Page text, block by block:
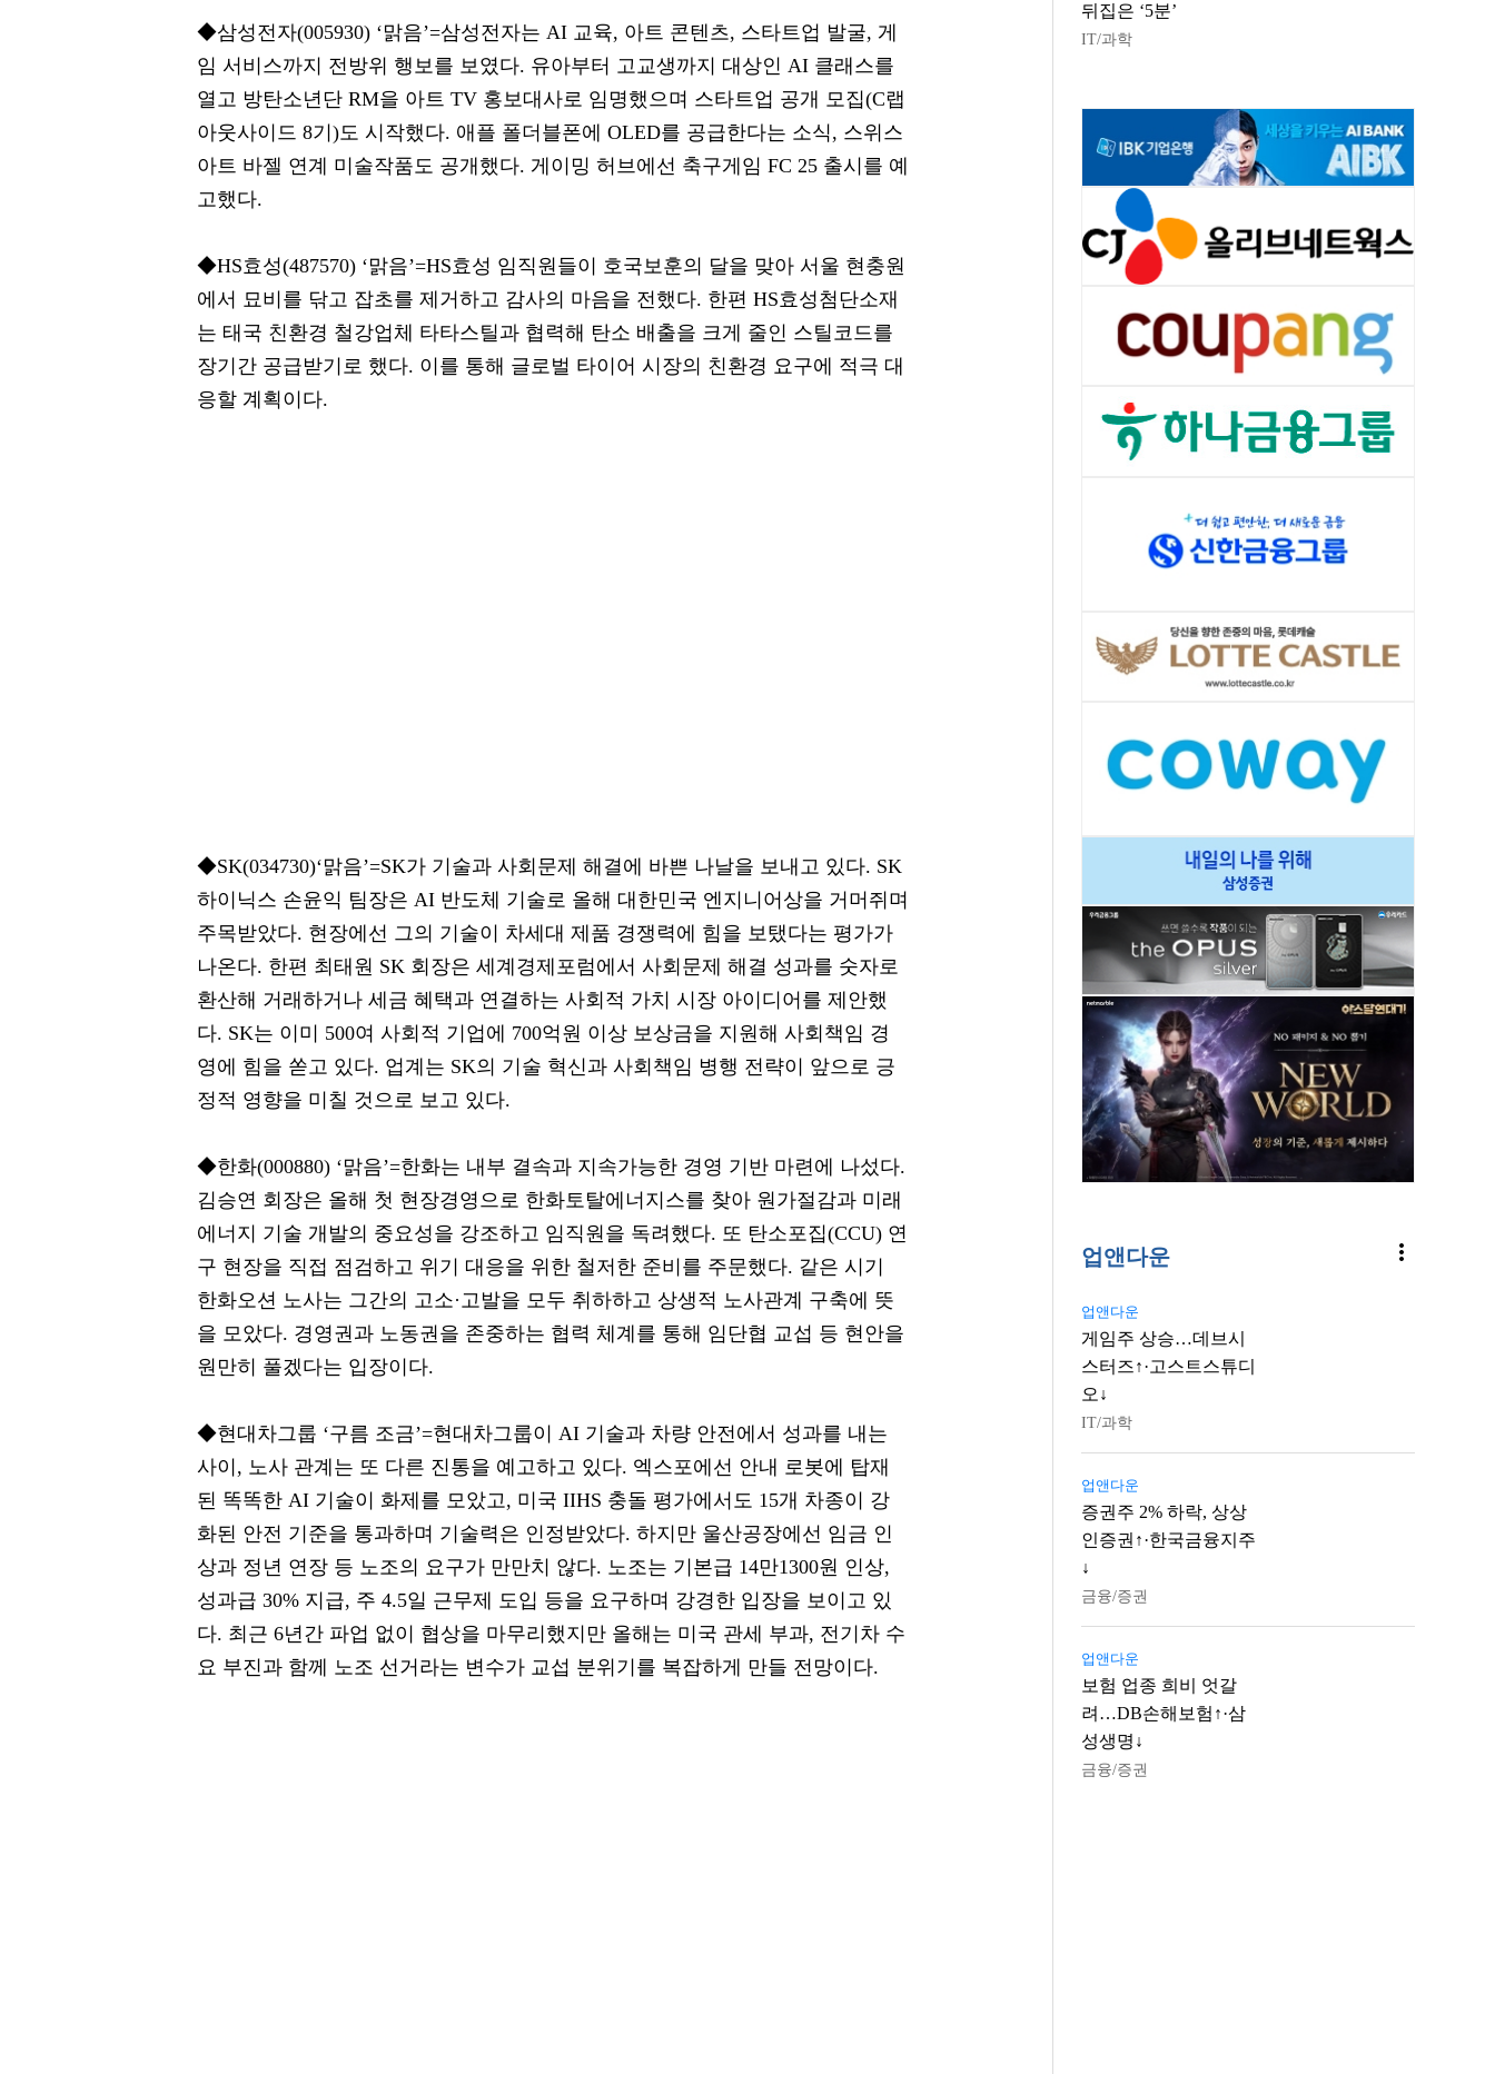
◆삼성전자(005930) ‘맑음’=삼성전자는 AI 교육, 아트 콘텐츠, 스타트업 발굴, 게
임 서비스까지 전방위 행보를 보였다. 유아부터 고교생까지 대상인 AI 클래스를
열고 방탄소년단 RM을 아트 TV 홍보대사로 임명했으며 스타트업 공개 모집(C랩
아웃사이드 8기)도 시작했다. 애플 폴더블폰에 OLED를 공급한다는 소식, 스위스
아트 바젤 연계 미술작품도 공개했다. 게이밍 허브에선 축구게임 FC 25 출시를 예
고했다.
◆HS효성(487570) ‘맑음’=HS효성 임직원들이 호국보훈의 달을 맞아 서울 현충원
에서 묘비를 닦고 잡초를 제거하고 감사의 마음을 전했다. 한편 HS효성첨단소재
는 태국 친환경 철강업체 타타스틸과 협력해 탄소 배출을 크게 줄인 스틸코드를
장기간 공급받기로 했다. 이를 통해 글로벌 타이어 시장의 친환경 요구에 적극 대
응할 계획이다.
◆SK(034730)‘맑음’=SK가 기술과 사회문제 해결에 바쁜 나날을 보내고 있다. SK
하이닉스 손윤익 팀장은 AI 반도체 기술로 올해 대한민국 엔지니어상을 거머쥐며
주목받았다. 현장에선 그의 기술이 차세대 제품 경쟁력에 힘을 보탰다는 평가가
나온다. 한편 최태원 SK 회장은 세계경제포럼에서 사회문제 해결 성과를 숫자로
환산해 거래하거나 세금 혜택과 연결하는 사회적 가치 시장 아이디어를 제안했
다. SK는 이미 500여 사회적 기업에 700억원 이상 보상금을 지원해 사회책임 경
영에 힘을 쏟고 있다. 업계는 SK의 기술 혁신과 사회책임 병행 전략이 앞으로 긍
정적 영향을 미칠 것으로 보고 있다.
◆한화(000880) ‘맑음’=한화는 내부 결속과 지속가능한 경영 기반 마련에 나섰다.
김승연 회장은 올해 첫 현장경영으로 한화토탈에너지스를 찾아 원가절감과 미래
에너지 기술 개발의 중요성을 강조하고 임직원을 독려했다. 또 탄소포집(CCU) 연
구 현장을 직접 점검하고 위기 대응을 위한 철저한 준비를 주문했다. 같은 시기
한화오션 노사는 그간의 고소·고발을 모두 취하하고 상생적 노사관계 구축에 뜻
을 모았다. 경영권과 노동권을 존중하는 협력 체계를 통해 임단협 교섭 등 현안을
원만히 풀겠다는 입장이다.
◆현대차그룹 ‘구름 조금’=현대차그룹이 AI 기술과 차량 안전에서 성과를 내는
사이, 노사 관계는 또 다른 진통을 예고하고 있다. 엑스포에선 안내 로봇에 탑재
된 똑똑한 AI 기술이 화제를 모았고, 미국 IIHS 충돌 평가에서도 15개 차종이 강
화된 안전 기준을 통과하며 기술력은 인정받았다. 하지만 울산공장에선 임금 인
상과 정년 연장 등 노조의 요구가 만만치 않다. 노조는 기본급 14만1300원 인상,
성과급 30% 지급, 주 4.5일 근무제 도입 등을 요구하며 강경한 입장을 보이고 있
다. 최근 6년간 파업 없이 협상을 마무리했지만 올해는 미국 관세 부과, 전기차 수
요 부진과 함께 노조 선거라는 변수가 교섭 분위기를 복잡하게 만들 전망이다.
뒤집은 ‘5분’
IT/과학
업앤다운 more_vert
업앤다운
게임주 상승…데브시
스터즈↑·고스트스튜디
오↓
IT/과학
업앤다운
증권주 2% 하락, 상상
인증권↑·한국금융지주
↓
금융/증권
업앤다운
보험 업종 희비 엇갈
려…DB손해보험↑·삼
성생명↓
금융/증권